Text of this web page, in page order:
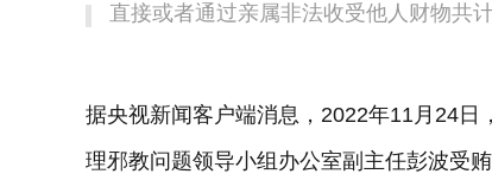
直接或者通过亲属非法收受他人财物共
据央视新闻客户端消息，2022年11月24
理邪教问题领导小组办公室副主任彭波受